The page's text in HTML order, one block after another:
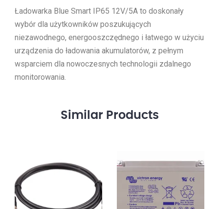
Ładowarka Blue Smart IP65 12V/5A to doskonały
wybór dla użytkowników poszukujących
niezawodnego, energooszczędnego i łatwego w użyciu
urządzenia do ładowania akumulatorów, z pełnym
wsparciem dla nowoczesnych technologii zdalnego
monitorowania.
Similar Products